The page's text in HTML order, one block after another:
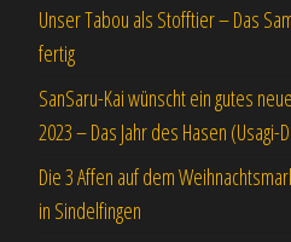
Unser Tabou als Stofftier – Das
fertig
SanSaru-Kai wünscht ein gutes
2023 – Das Jahr des Hasen (Usagi-
Die 3 Affen auf dem
in Sindelfingen